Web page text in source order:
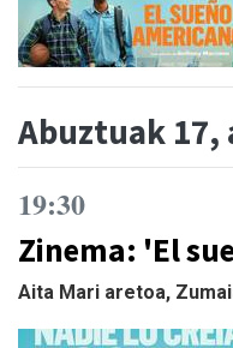
Abuztuak 17,
19:30
Zinema: 'El
Aita Mari aretoa,